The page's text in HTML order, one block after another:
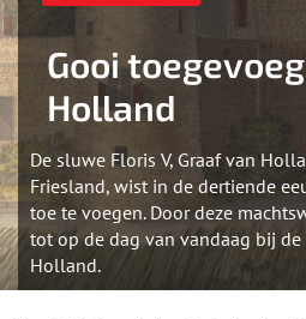
Gooi
Holland
De sluwe Floris V, Graaf van
Friesland, wist in de dertiende
toe te voegen. Door deze
tot op de dag van vandaag bij
Holland.